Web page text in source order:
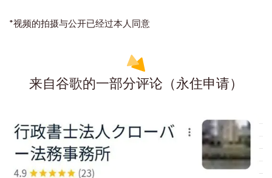
*视频的拍摄与公开已经过本人同意
来自谷歌的一部分评论（永住申请）